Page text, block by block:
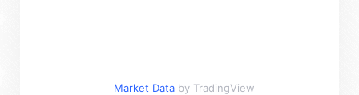
Market Data by TradingView